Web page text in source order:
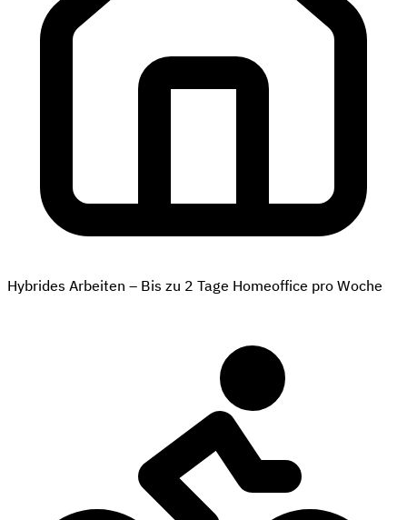
Hybrides Arbeiten – Bis zu 2 Tage Homeoffice pro Woche